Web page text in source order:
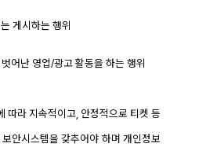
게시하는 행위
어난 영업/광고 활동을 하는 행위
따라 지속적이고, 안정적으로 티켓 등
안시스템을 갖추어야 하며 개인정보